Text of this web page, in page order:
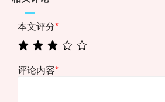
本文评分*
评论内容*